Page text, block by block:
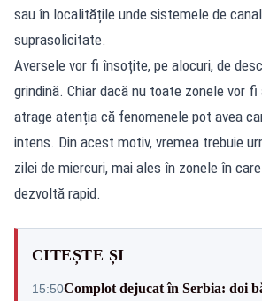
sau în localitățile unde sistemele de
suprasolicitate.
Aversele vor fi însoțite, pe alocuri, de
grindină. Chiar dacă nu toate zonele vor
atrage atenția că fenomenele pot avea
intens. Din acest motiv, vremea trebuie
zilei de miercuri, mai ales în zonele în
dezvoltă rapid.
CITEȘTE ȘI
15:50Complot dejucat în Serbia: doi